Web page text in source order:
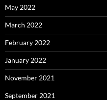
May 2022
March 2022
February 2022
January 2022
November 2021
September 2021